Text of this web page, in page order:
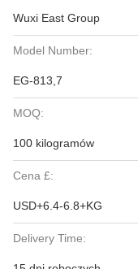
Wuxi East Group
Model Number:
EG-813,7
MOQ:
100 kilogramów
Cena £:
USD+6.4-6.8+KG
Delivery Time: